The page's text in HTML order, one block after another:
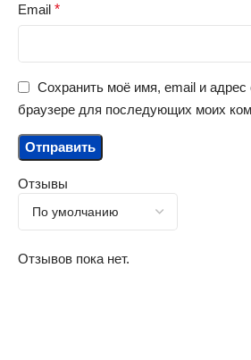
Отзывы
Отзывов пока нет.
Email *
Сохранить моё имя, email и адрес
браузере для последующих моих